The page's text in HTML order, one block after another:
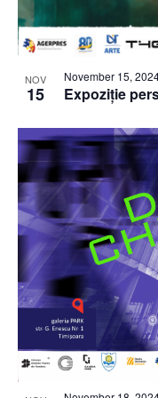
NOV
15 Expoziție
November 15,